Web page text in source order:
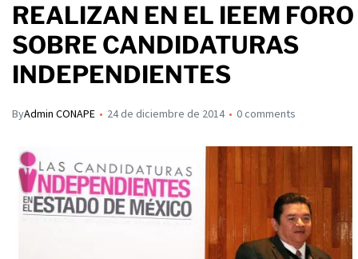
REALIZAN EN EL IEEM FORO
SOBRE CANDIDATURAS
INDEPENDIENTES
ByAdmin CONAPE 24 de diciembre de 2014 0 comments